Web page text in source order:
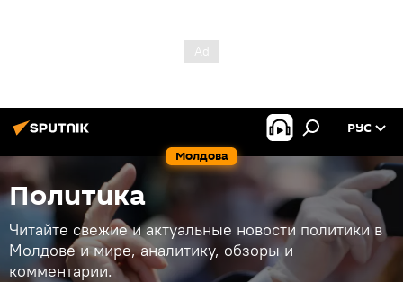
Молдова
РУС
Политика
Читайте свежие и актуальные новости политики в
Молдове и мире, аналитику, обзоры и
комментарии.